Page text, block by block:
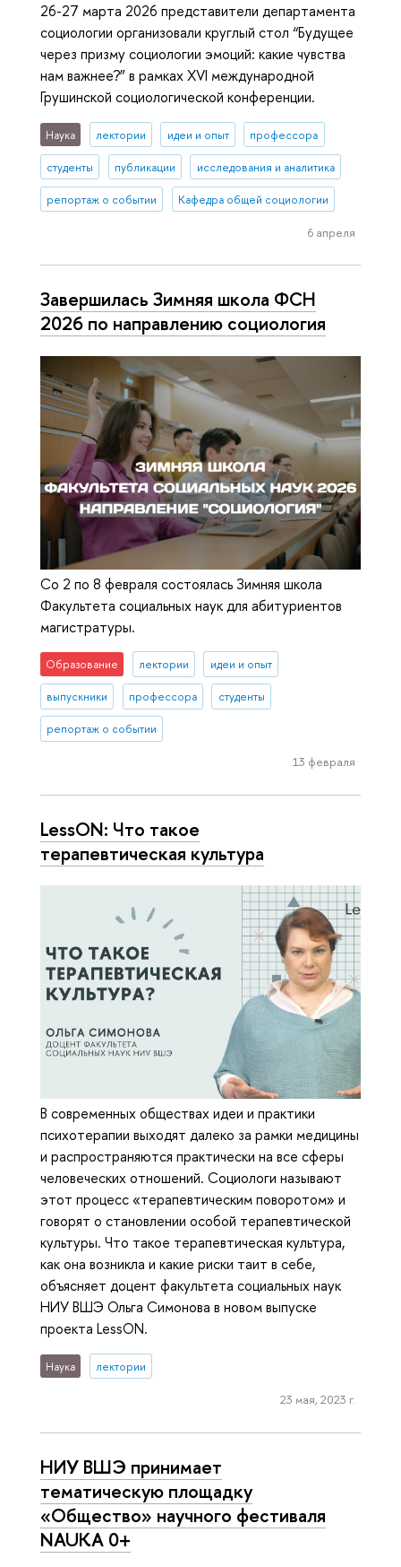
26-27 марта 2026 представители департамента
социологии организовали круглый стол “Будущее
через призму социологии эмоций: какие чувства
нам важнее?” в рамках XVI международной
Грушинской социологической конференции.
Наука лектории идеи и опыт профессора
студенты публикации исследования и аналитика
репортаж о событии Кафедра общей социологии
6 апреля
Завершилась Зимняя школа ФСН
2026 по направлению социология
Со 2 по 8 февраля состоялась Зимняя школа
Факультета социальных наук для абитуриентов
магистратуры.
Образование лектории идеи и опыт
выпускники профессора студенты
репортаж о событии
13 февраля
LessON: Что такое
терапевтическая культура
В современных обществах идеи и практики
психотерапии выходят далеко за рамки медицины
и распространяются практически на все сферы
человеческих отношений. Социологи называют
этот процесс «терапевтическим поворотом» и
говорят о становлении особой терапевтической
культуры. Что такое терапевтическая культура,
как она возникла и какие риски таит в себе,
объясняет доцент факультета социальных наук
НИУ ВШЭ Ольга Симонова в новом выпуске
проекта LessON.
Наука лектории
23 мая, 2023 г.
НИУ ВШЭ принимает
тематическую площадку
«Общество» научного фестиваля
NAUKA 0+